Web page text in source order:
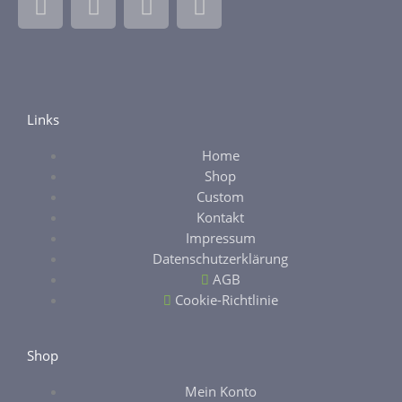
a
c
o
o
n
s
b
a
t
s
Links
Home
Shop
Custom
Kontakt
Impressum
Datenschutzerklärung
AGB
Cookie-Richtlinie
Shop
Mein Konto